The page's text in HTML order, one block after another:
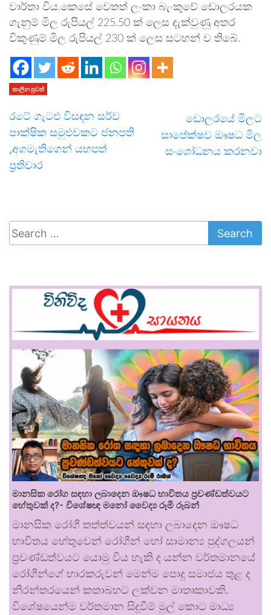
වාර්තා විය.කෙසේ වෙතත් ලංකා බැංකුවේ ඩොලරයක
ගැනුම් මිල රුපියල් 225.50 ක් ලෙස දැක්වුණු අතර
විකුණුම් මිල රුපියල් 230 ක් ලෙස සටහන් ව තිබේ.
කාලීන පුවත්
රටේ ගැටඑ විසඳන සර්ව
පාක්ෂික සමුළුවකට ජනපති
,අගමැතිගෙන් යහපත්
ප්‍රතිචාර
ඩොලරයේ මිලට
සාපේක්ෂව ඖෂධ මිල
සංශෝධනය කරනවා
මානසික රෝග සඳහා ලබාදෙන ඖෂධ භාවිතය ප්‍රචණ්ඩත්වයට
හේතුවක් ද?- විශේෂඥ මනෝ වෛද්‍ය රූමි රූබන්
මානසික රෝගී තත්ත්වයන් සඳහා ලබාදෙන ඖෂධ
භාවිතය හේතුවෙන් රෝගීන් හෝ සාමාන්‍ය පුද්ගලයන්
ප්‍රචණ්ඩත්වයට යොමු විය හැකි ද යන්න වර්තමානයේ
රෝගීන්ගේ භාරකරුවන් මෙන්ම පොදු සමාජය තුළ ද
නිරන්තරයෙන් කතාබහට ලක්වන මාතෘකාවකි.
විශේෂයෙන්ම වර්තමාන සිදුවීම් මුල් කොට මාධ්‍ය